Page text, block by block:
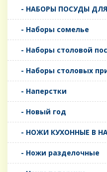
- НАБОРЫ ПОСУДЫ
- Наборы сомелье
- Наборы столовой
- Наборы столовых
- Наперстки
- Новый год
- НОЖИ КУХОННЫЕ В
- Ножи разделочные